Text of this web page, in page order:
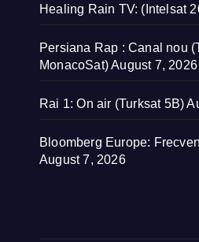
Healing Rain TV: (Intelsat
Persiana Rap : Canal nou
MonacoSat)August 7, 2026
Rai 1: On air (Turksat 5B)
Bloomberg Europe:
August 7, 2026